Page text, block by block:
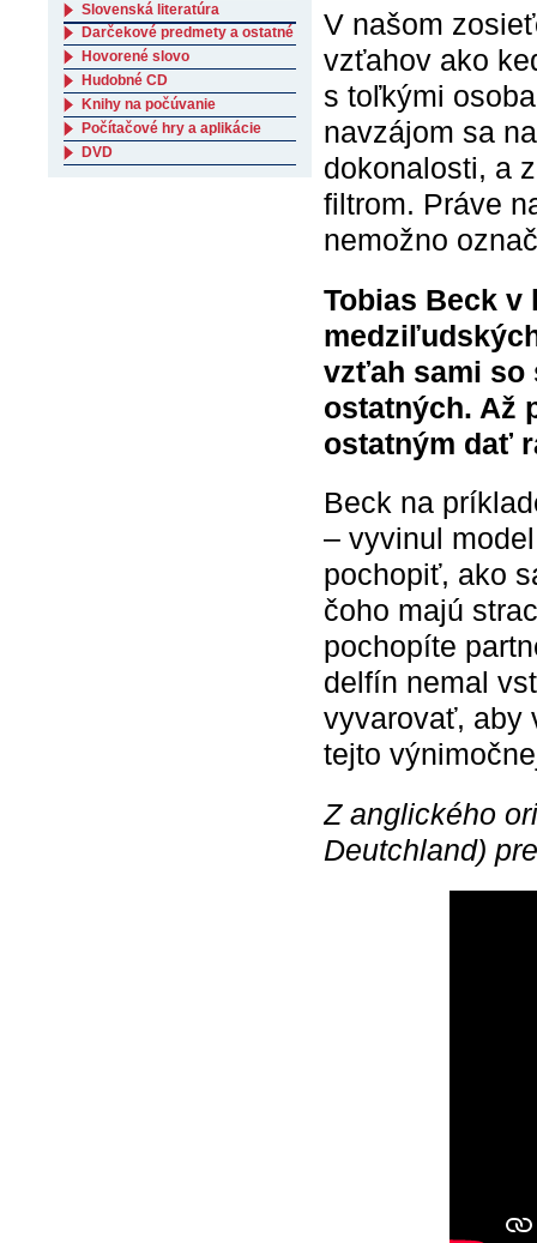
V našom
vzťahov ako
s toľkými
navzájom sa
dokonalosti, a
filtrom. Práve
nemožno
Tobias Beck
vzťah sami so
ostatných. Až
ostatným dať
Beck na
– vyvinul
pochopiť, ako
čoho majú
pochopíte
delfín nemal
vyvarovať, aby
tejto
Z anglického
Deutchland)
Slovenská literatúra
Darčekové predmety a ostatné
Hovorené slovo
Hudobné CD
Knihy na počúvanie
Počítačové hry a aplikácie
DVD